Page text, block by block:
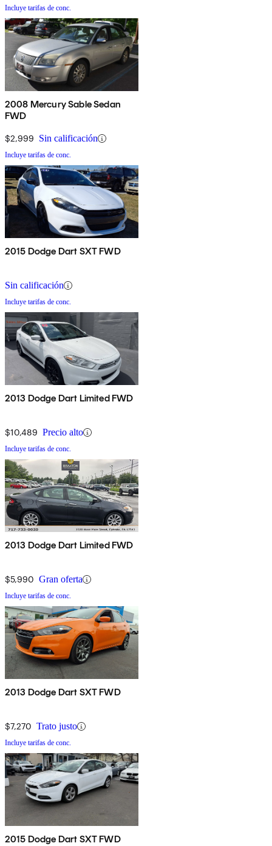
Incluye tarifas de conc.
2008 Mercury Sable Sedan
FWD
$2,999 Sin calificación
Incluye tarifas de conc.
2015 Dodge Dart SXT FWD
Sin calificación
Incluye tarifas de conc.
2013 Dodge Dart Limited FWD
$10,489 Precio alto
Incluye tarifas de conc.
2013 Dodge Dart Limited FWD
$5,990 Gran oferta
Incluye tarifas de conc.
2013 Dodge Dart SXT FWD
$7,270 Trato justo
Incluye tarifas de conc.
2015 Dodge Dart SXT FWD